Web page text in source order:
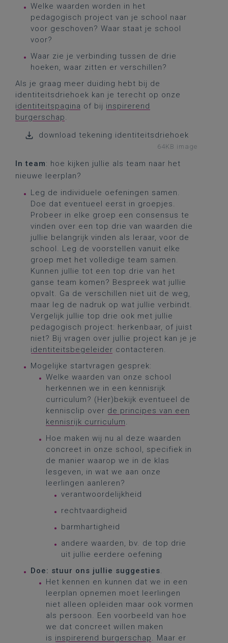
Welke waarden worden in het
pedagogisch project van je school naar
voor geschoven? Waar staat je school
voor?
Waar zie je verbinding tussen de drie
hoeken, waar zitten er verschillen?
Als je graag meer duiding hebt bij de
identiteitsdriehoek kan je terecht op onze
identiteitspagina of bij inspirerend
burgerschap.
download tekening identiteitsdriehoek
64KB image
In team: hoe kijken jullie als team naar het
nieuwe leerplan?
Leg de individuele oefeningen samen.
Doe dat eventueel eerst in groepjes.
Probeer in elke groep een consensus te
vinden over een top drie van waarden die
jullie belangrijk vinden als leraar, voor de
school. Leg de voorstellen vanuit elke
groep met het volledige team samen.
Kunnen jullie tot een top drie van het
ganse team komen? Bespreek wat jullie
opvalt. Ga de verschillen niet uit de weg,
maar leg de nadruk op wat jullie verbindt.
Vergelijk jullie top drie ook met jullie
pedagogisch project: herkenbaar, of juist
niet? Bij vragen over jullie project kan je je
identiteitsbegeleider contacteren.
Mogelijke startvragen gesprek:
Welke waarden van onze school
herkennen we in een kennisrijk
curriculum? (Her)bekijk eventueel de
kennisclip over de principes van een
kennisrijk curriculum.
Hoe maken wij nu al deze waarden
concreet in onze school, specifiek in
de manier waarop we in de klas
lesgeven, in wat we aan onze
leerlingen aanleren?
verantwoordelijkheid
rechtvaardigheid
barmhartigheid
andere waarden, bv. de top drie
uit jullie eerdere oefening
Doe: stuur ons jullie suggesties.
Het kennen en kunnen dat we in een
leerplan opnemen moet leerlingen
niet alleen opleiden maar ook vormen
als persoon. Een voorbeeld van hoe
we dat concreet willen maken
is inspirerend burgerschap. Maar er